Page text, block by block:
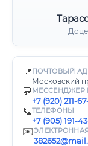
📍 ПОЧТОВЫЙ
Московский
💬 МЕССЕНДЖЕР
+7 (920) 211-
📞ТЕЛЕФОНЫ
+7 (905) 191-
✉️